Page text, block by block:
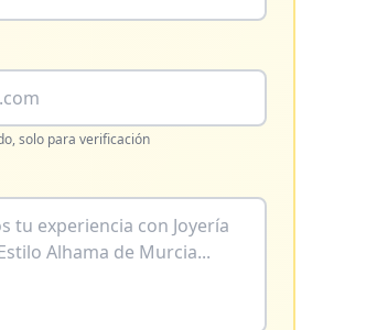
solo para verificación